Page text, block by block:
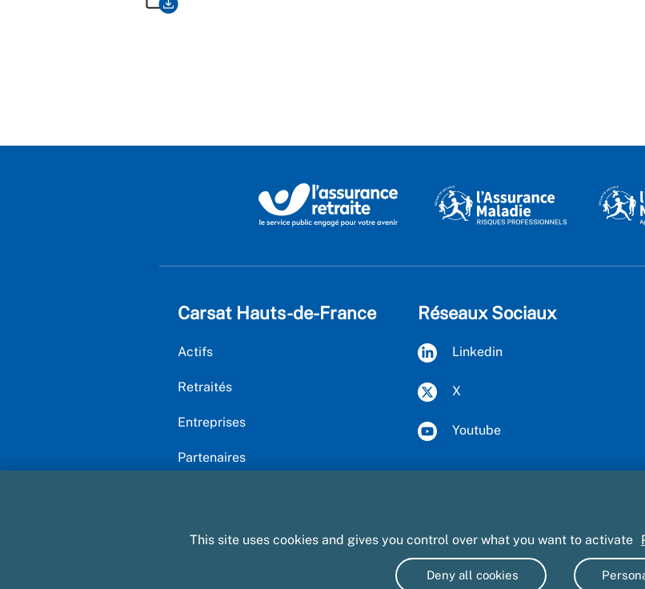
Carsat Hauts-de-France
Actifs
Retraités
Entreprises
Partenaires
Réseaux Sociaux
Linkedin
X
Youtube
Données personnelles Marchés publics
This site uses cookies and gives you control over what you want to activate
Deny all cookies